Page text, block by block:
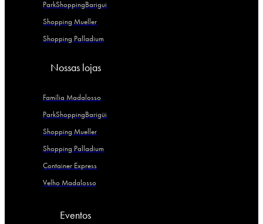
ParkShoppingBarigui
Shopping Mueller
Shopping Palladium
Nossas lojas
Família Madalosso
ParkShoppingBarigüi
Shopping Mueller
Shopping Palladium
Container Express
Velho Madalosso
Eventos